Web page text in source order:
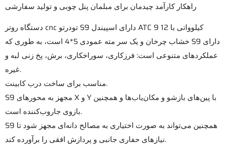
راهکار کارآمد چیدمان برای مبلمان پنل چوبی و تولید سفارشی
دستگاه روتر cnc تودرتو S9 دارای اسپیندل ATC 9 کیلوواتی با 12
خشاب چرخان و یک سر مته عمودی 5*4 است، به طوری که S9 دارای
عملکردهای متنوعی است: فرزکاری، سوراخکاری، برش، پخ زنی لبه و
غیره.
مناسب برای ساخت درب کابینت.
S9 مجهز به محورهای X و Y با پین‌های بازشو و مکان‌یاب‌ها و همچنین
بازوی جاروب‌کننده است.
S9 همچنین می‌تواند به صورت اختیاری به مصالح دانه‌ای مجهز شود تا
نیازهای حفاری جانبی و پردازش افقی را برآورده کند.